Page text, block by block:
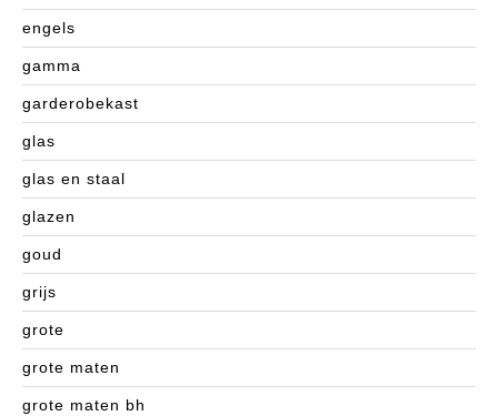
engels
gamma
garderobekast
glas
glas en staal
glazen
goud
grijs
grote
grote maten
grote maten bh